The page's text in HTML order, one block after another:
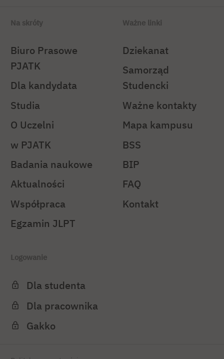
Na skróty
Biuro Prasowe
PJATK
Dla kandydata
Studia
O Uczelni
w PJATK
Badania naukowe
Aktualności
Współpraca
Egzamin JLPT
Ważne linki
Dziekanat
Samorząd
Studencki
Ważne kontakty
Mapa kampusu
BSS
BIP
FAQ
Kontakt
Logowanie
Dla studenta
Dla pracownika
Gakko